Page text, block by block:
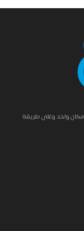
مكان واحد وعلى طريقة